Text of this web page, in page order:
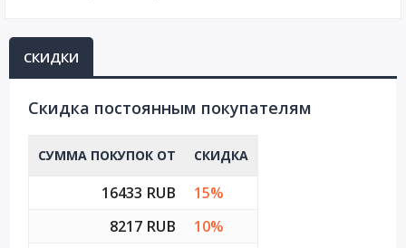
СКИДКИ
Cкидка постоянным покупателям
СУММА ПОКУПОК ОТ СКИДКА
16433 RUB
15%
8217 RUB
10%